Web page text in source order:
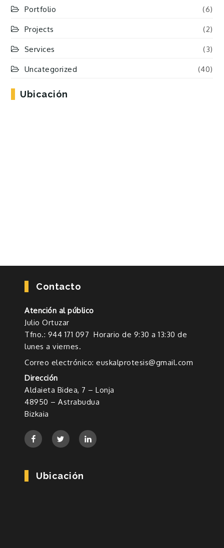
Portfolio (6)
Projects (2)
Services (3)
Uncategorized (40)
Ubicación
Contacto
Atención al público
Julio Ortuzar
Tfno.: 944 171 097 Horario de 9:30 a 13:30 de
lunes a viernes.
Correo electrónico: euskalprotesis@gmail.com
Dirección
Aldaieta Bidea, 7 – Lonja
48950 – Astrabudua
Bizkaia
Ubicación